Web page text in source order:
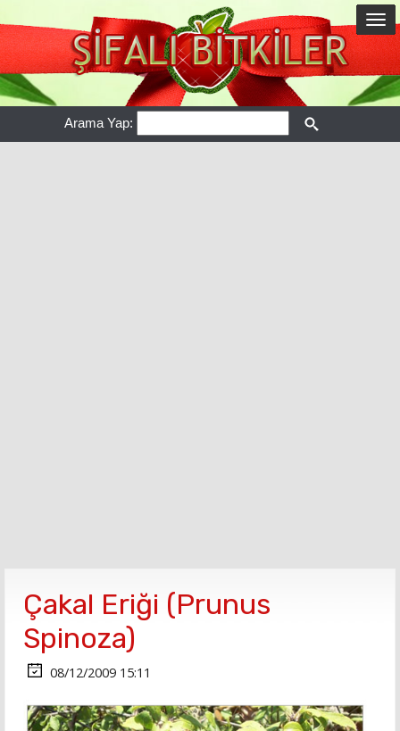
Arama Yap:
Çakal Eriği (Prunus
Spinoza)
08/12/2009 15:11